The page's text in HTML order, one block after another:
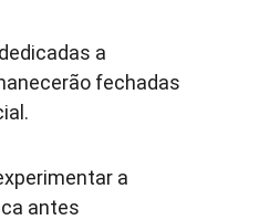
a
fechadas
a
antes